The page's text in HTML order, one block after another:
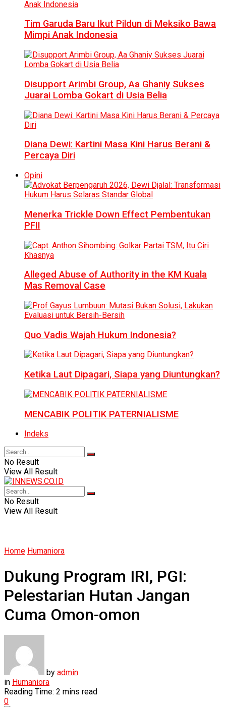
Tim Garuda Baru Ikut Pildun di Meksiko Bawa
Mimpi Anak Indonesia
Disupport Arimbi Group, Aa Ghaniy Sukses
Juarai Lomba Gokart di Usia Belia
Diana Dewi: Kartini Masa Kini Harus Berani &
Percaya Diri
Opini
Menerka Trickle Down Effect Pembentukan
PFII
Alleged Abuse of Authority in the KM Kuala
Mas Removal Case
Quo Vadis Wajah Hukum Indonesia?
Ketika Laut Dipagari, Siapa yang Diuntungkan?
MENCABIK POLITIK PATERNIALISME
Indeks
No Result
View All Result
No Result
View All Result
Home Humaniora
Dukung Program IRI, PGI:
Pelestarian Hutan Jangan
Cuma Omon-omon
by admin
in Humaniora
Reading Time: 2 mins read
0